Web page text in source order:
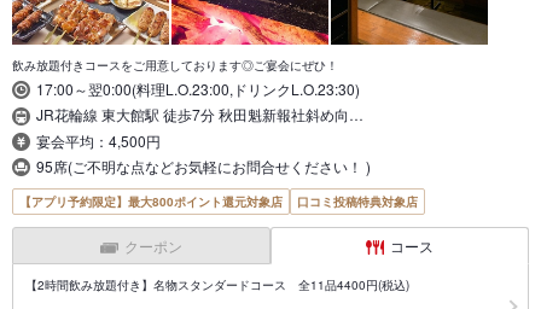
飲み放題付きコースをご用意しております◎ご宴会にぜひ！
17:00～翌0:00(料理L.O.23:00,ドリンクL.O.23:30)
JR花輪線 東大館駅 徒歩7分 秋田魁新報社斜め向…
宴会平均：4,500円
95席(ご不明な点などお気軽にお問合せください！ )
【アプリ予約限定】最大800ポイント還元対象店 口コミ投稿特典対象店
クーポン コース
【2時間飲み放題付き】名物スタンダードコース 全11品4400円(税込)